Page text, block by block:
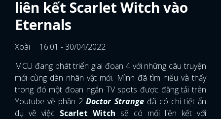
liên kết Scarlet Witch vào
Eternals
Xoài
16:01 - 30/04/2022
MCU đang phát triển giai đoạn 4 với những câu truyện
mới cùng dàn nhân vật mới. Mình đã tìm hiểu và thấy
trong đó một đoạn ngắn TV spots được đăng tải trên
Youtube về phần 2Doctor Strange đã có chi tiết ẩn
dụ về việc Scarlet Witch sẽ có mối liên kết với